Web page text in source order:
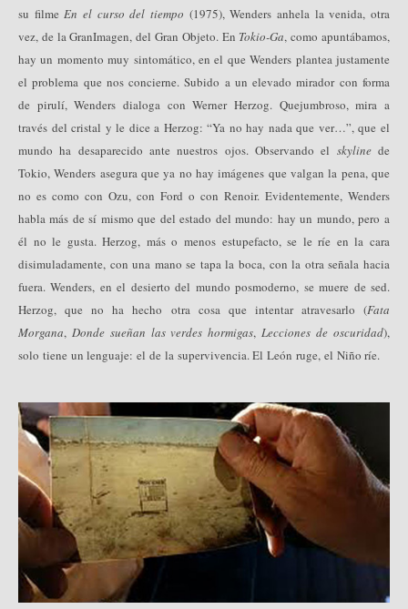
su filmeEn el curso del tiempo (1975), Wenders anhela la venida, otra
vez, de la GranImagen, del Gran Objeto. En Tokio-Ga, como apuntábamos,
hay un momento muy sintomático, en el que Wenders plantea justamente
el problema que nos concierne. Subido a un elevado mirador con forma
de pirulí, Wenders dialoga con Werner Herzog. Quejumbroso, mira a
través del cristal y le dice a Herzog: “Ya no hay nada que ver…”, que el
mundo ha desaparecido ante nuestros ojos. Observando el skylinede
Tokio, Wenders asegura que ya no hay imágenes que valgan la pena, que
no es como con Ozu, con Ford o con Renoir. Evidentemente, Wenders
habla más de sí mismo que del estado del mundo: hay un mundo, pero a
él no le gusta. Herzog, más o menos estupefacto, se le ríe en la cara
disimuladamente, con una mano se tapa la boca, con la otra señala hacia
fuera. Wenders, en el desierto del mundo posmoderno, se muere de sed.
Herzog, que no ha hecho otra cosa que intentar atravesarlo (Fata
Morgana, Donde sueñan las verdes hormigas,Lecciones de oscuridad),
solo tiene un lenguaje: el de la supervivencia. El León ruge, el Niño ríe.